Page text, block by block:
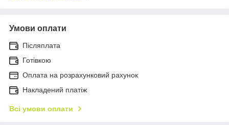
Умови оплати
Післяплата
Готівкою
Оплата на розрахунковий рахунок
Накладений платіж
Всі умови оплати